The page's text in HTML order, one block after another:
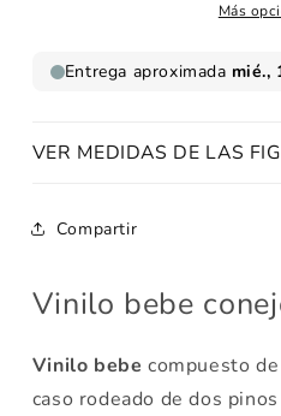
Más
VER MEDIDAS DE LAS
Compartir
Vinilo bebe
Vinilo bebe compuesto
caso rodeado de dos